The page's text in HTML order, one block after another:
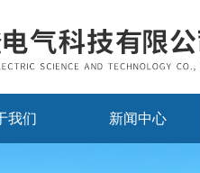
我们 新闻中心